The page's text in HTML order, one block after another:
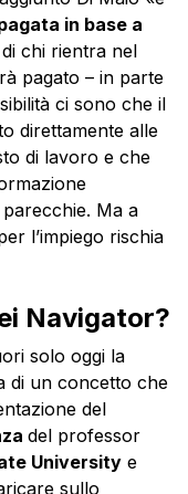
in base a
di chi rientra nel
pagato – in parte
ci sono che il
direttamente alle
di lavoro e che
Ma a
l’impiego rischia
Navigator?
solo oggi la
di un concetto che
del
del professor
University e
sullo